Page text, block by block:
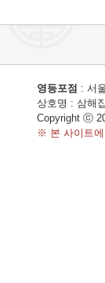
영등포점 : 서
상호명 : 삼해
Copyright ⓒ
※ 본 사이트에